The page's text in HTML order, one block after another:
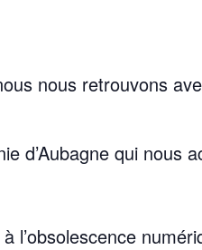
nous retrouvons
d’Aubagne qui
l’obsolescence